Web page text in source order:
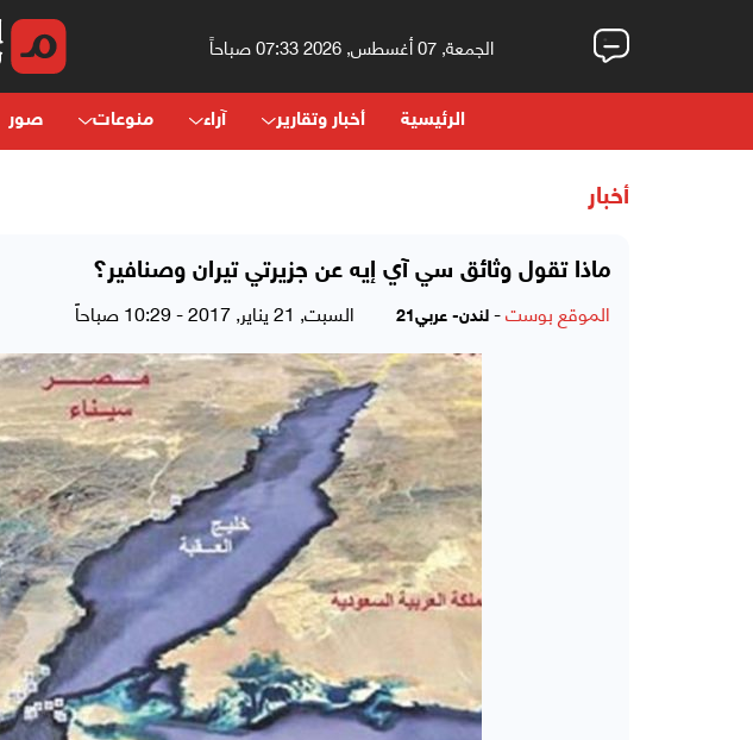
الجمعة, 07 أغسطس, 2026 07:33 صباحاً
الرئيسية أخبار وتقارير آراء منوعات صور
أخبار
ماذا تقول وثائق سي آي إيه عن جزيرتي تيران وصنافير؟
الموقع بوست- لندن- عربي21 السبت, 21 يناير, 2017 - 10:29 صباحاً